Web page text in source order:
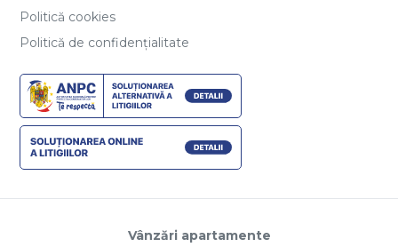
Politică cookies
Politică de confidențialitate
Vânzări apartamente